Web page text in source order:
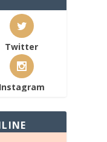
Twitter
Instagram